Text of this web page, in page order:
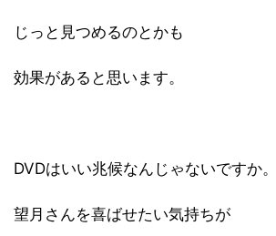
じっと見つめるのとかも
効果があると思います。
DVDはいい兆候なんじゃないですか。
望月さんを喜ばせたい気持ちが